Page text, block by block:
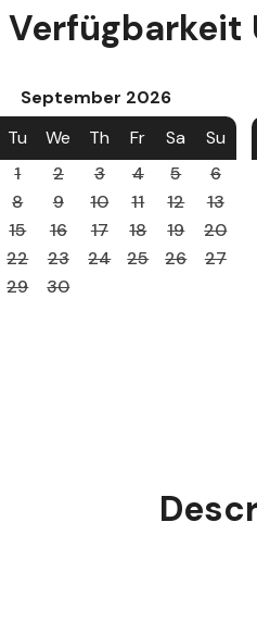
Verfügbarkeit
September 2026
Tu We Th Fr Sa
Su
1
2 3 4 5
6
8 9 10 11 12
13
15 16 17 18 19
20
22 23 24 25 26
27
29 30